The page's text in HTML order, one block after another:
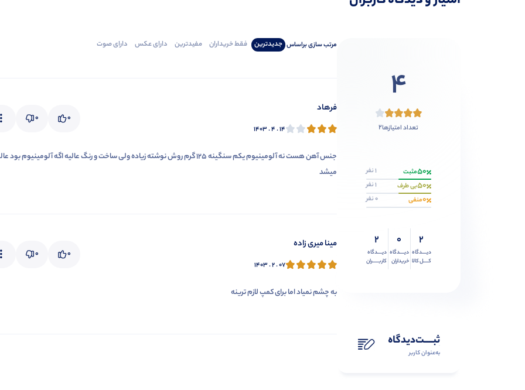
4
تعداد امتیازها2
50مثبت 1 نفر
50بی طرف 1 نفر
0منفی 0 نفر
2
دیــــدگاه
کــــل کالا
0
دیــــدگاه
خریداران
2
دیــــدگاه
کاربـــــران
ثبـــــت‌دیدگاه
به‌عنوان کاربر
مرتب‌ سازی‌ بر‌اساس جدیدترین فقط‌ خریداران‌ مفیدترین دارای‌ عکس دارای‌ صوت
فرهاد
۱۴۰۳ . ۴ . ۱۴
0
0
جنس آهن هست نه آلومینیوم یکم سنگینه 125 گرم روش نوشته زیاده ولی ساخت و رنگ عالیه اگه آلومینیوم بود
میشد
مینا میری زاده
۱۴۰۳ . ۲ . ۰۷
0
0
به چشم نمیاد اما برای کمپ لازم ترینه